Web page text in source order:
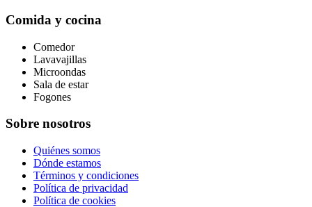
Comida y cocina
Comedor
Lavavajillas
Microondas
Sala de estar
Fogones
Sobre nosotros
Quiénes somos
Dónde estamos
Términos y condiciones
Política de privacidad
Política de cookies